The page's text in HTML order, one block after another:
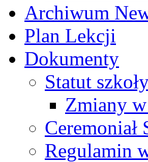
Archiwum
Plan Lekcji
Dokumenty
Statut
Zmiany
Ceremoniał
Regulamin